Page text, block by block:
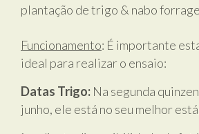
plantação de trigo & nabo
Funcionamento: É importante
ideal para realizar o ensaio:
Datas Trigo: Na segunda
junho, ele está no seu melhor